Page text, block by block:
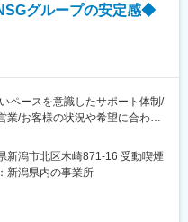
降、社会情勢や環境の変化に対
ット野菜、と業態を変化させな
従業員に支えられ、魚沼・前橋
となりました。
あって、これからも皆様の期
な食生活と健康的な暮らしの実
す。
グループの安定感◆
ペースを意識したサポート体制/
/お客様の状況や希望に合わせ
スタッフからのお問い合わせ
新潟市北区木崎871-16 受動喫煙
新潟県内の事業所